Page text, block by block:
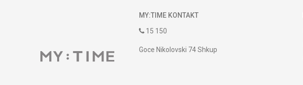
MY:TIME KONTAKT
15 150
Goce Nikolovski 74 Shkup